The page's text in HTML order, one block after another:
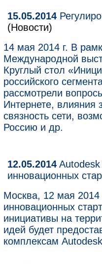
15.05.2014
(Новости)
14 мая 2014 г. В
Международной
Круглый стол
российского
рассмотрели
Интернете, влияния
связность сети,
Россию и др.
12.05.2014
инновационных
Москва, 12 мая
инновационных
инициативы на
идей будет
комплексам